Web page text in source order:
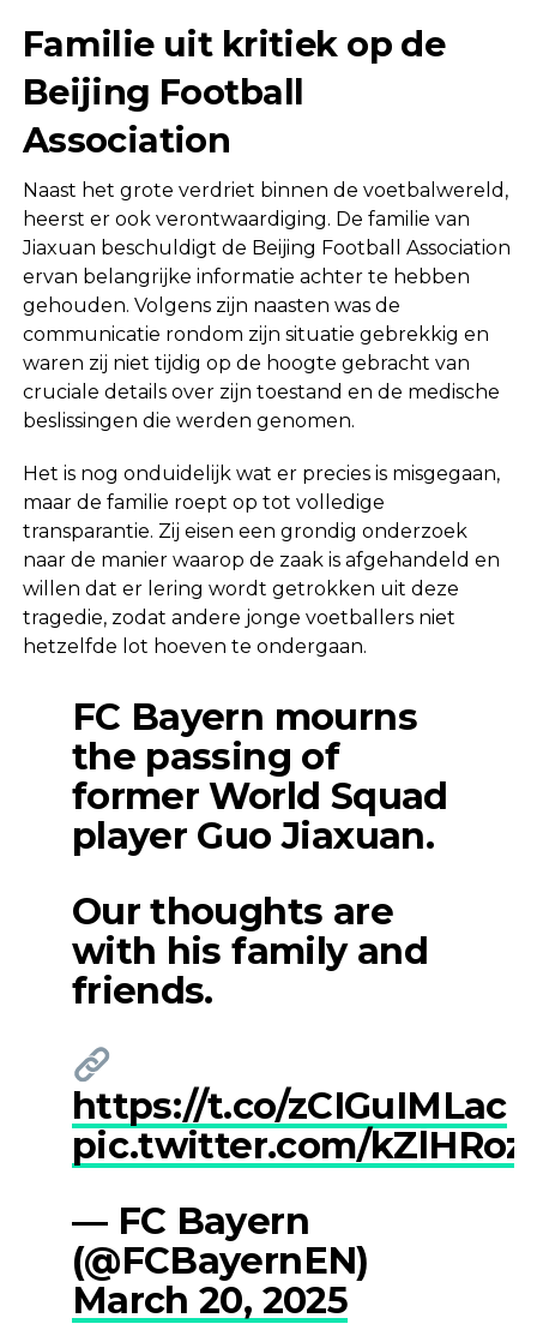
Familie uit kritiek op de
Beijing Football
Association
Naast het grote verdriet binnen de voetbalwereld,
heerst er ook verontwaardiging. De familie van
Jiaxuan beschuldigt de Beijing Football Association
ervan belangrijke informatie achter te hebben
gehouden. Volgens zijn naasten was de
communicatie rondom zijn situatie gebrekkig en
waren zij niet tijdig op de hoogte gebracht van
cruciale details over zijn toestand en de medische
beslissingen die werden genomen.
Het is nog onduidelijk wat er precies is misgegaan,
maar de familie roept op tot volledige
transparantie. Zij eisen een grondig onderzoek
naar de manier waarop de zaak is afgehandeld en
willen dat er lering wordt getrokken uit deze
tragedie, zodat andere jonge voetballers niet
hetzelfde lot hoeven te ondergaan.
FC Bayern mourns
the passing of
former World Squad
player Guo Jiaxuan.
Our thoughts are
with his family and
friends.
https://t.co/zCIGuIMLac
pic.twitter.com/
— FC Bayern
(@FCBayernEN)
March 20, 2025